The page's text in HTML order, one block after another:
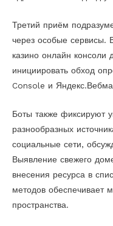
Третий приём
через особые сервисы.
казино онлайн консоли
инициировать обход
Console и
Боты также фиксируют
разнообразных
социальные сети,
Выявление свежего
внесения ресурса в
методов обеспечивает
пространства.